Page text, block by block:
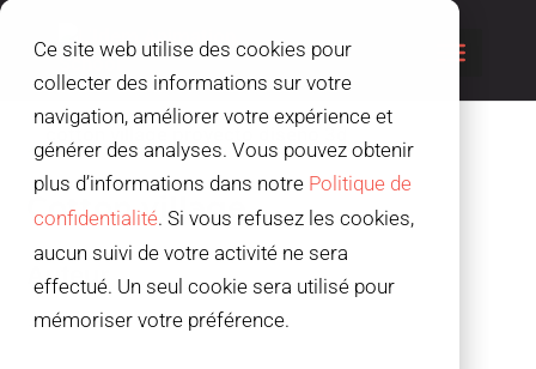
Ce site web utilise des cookies pour
collecter des informations sur votre
navigation, améliorer votre expérience et
générer des analyses. Vous pouvez obtenir
plus d’informations dans notre Politique de
confidentialité. Si vous refusez les cookies,
aucun suivi de votre activité ne sera
effectué. Un seul cookie sera utilisé pour
mémoriser votre préférence.
Cotton village
Auteur
Léa Meya